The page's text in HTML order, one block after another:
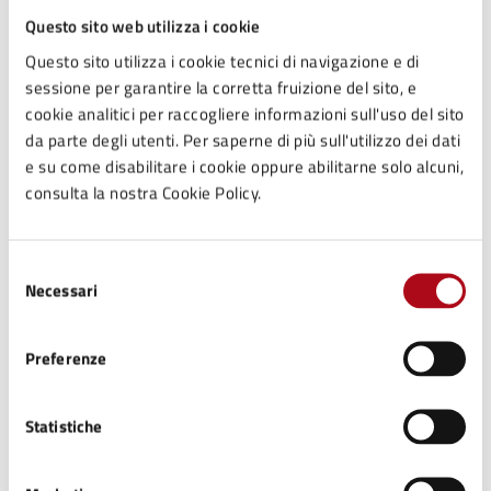
Questo sito web utilizza i cookie
Questo sito utilizza i cookie tecnici di navigazione e di
sessione per garantire la corretta fruizione del sito, e
cookie analitici per raccogliere informazioni sull'uso del sito
da parte degli utenti. Per saperne di più sull'utilizzo dei dati
e su come disabilitare i cookie oppure abilitarne solo alcuni,
consulta la nostra Cookie Policy.
delNecessari
Preferenze
Statistiche
Documenti
ATTO NORMATIVO
delle patologie e delle problematiche legate al
gioco d’azzardo lecito
gestione delle attività relative all’esercizio di giochi
leciti, autorizzate in conformità a quanto previsto dal
Tutti i documenti